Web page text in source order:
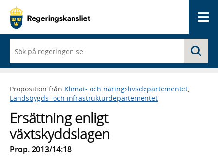
du
börjar
skriva
framträder
en
med
sökförslag
Proposition från Klimat- och näringslivsdepartementet,
Landsbygds- och infrastrukturdepartementet
Ersättning enligt
växtskyddslagen
Prop. 2013/14:18